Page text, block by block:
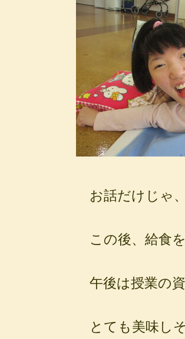
お話だけじゃ
この後、給食
午後は授業の
とても美味し